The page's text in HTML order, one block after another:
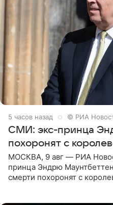
5 часов назад © РИА
СМИ: экс-принца
похоронят с
МОСКВА, 9 авг — РИА
принца Эндрю
смерти похоронят с